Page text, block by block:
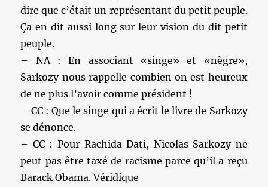
dire que c’était un représentant du petit peuple.
Ça en dit aussi long sur leur vision du dit petit
peuple.
– NA : En associant «singe» et «nègre»,
Sarkozy nous rappelle combien on est heureux
de ne plus l’avoir comme président !
– CC : Que le singe qui a écrit le livre de Sarkozy
se dénonce.
– CC : Pour Rachida Dati, Nicolas Sarkozy ne
peut pas être taxé de racisme parce qu’il a reçu
Barack Obama. Véridique